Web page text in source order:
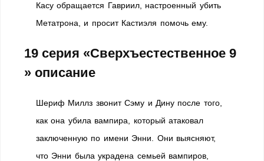
Касу обращается Гавриил, настроенный убить
Метатрона, и просит Кастиэля помочь ему.
19 серия «Сверхъестественное 9
» описание
Шериф Миллз звонит Сэму и Дину после того,
как она убила вампира, который атаковал
заключенную по имени Энни. Они выясняют,
что Энни была украдена семьей вампиров,